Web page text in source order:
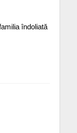
îndoliată